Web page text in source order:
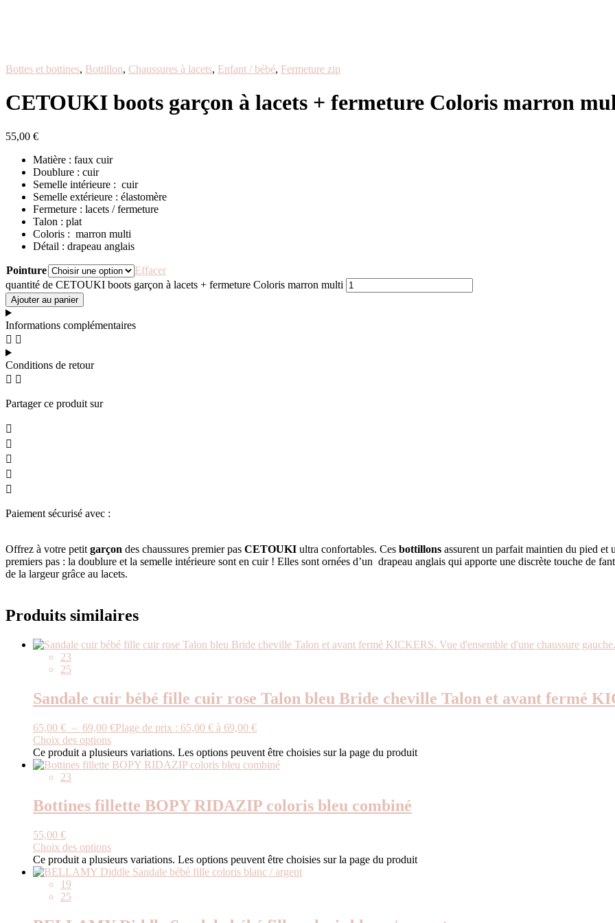
Bottes et bottines, Bottillon, Chaussures à lacets, Enfant / bébé, Fermeture zip
CETOUKI boots garçon à lacets + fermeture Coloris marron
55,00 €
Matière : faux cuir
Doublure : cuir
Semelle intérieure : cuir
Semelle extérieure : élastomère
Fermeture : lacets / fermeture
Talon : plat
Coloris : marron multi
Détail : drapeau anglais
Pointure
Effacer
quantité de CETOUKI boots garçon à lacets + fermeture Coloris marron multi
Ajouter au panier
Informations complémentaires
Conditions de retour
Partager ce produit sur
Paiement sécurisé avec :
Offrez à votre petit garçon des chaussures premier pas CETOUKI ultra confortables. Ces bottillons assurent un parfait maintien du pied et
premiers pas : la doublure et la semelle intérieure sont en cuir ! Elles sont ornées d’un drapeau anglais qui apporte une discrète touche de
de la largeur grâce au lacets.
Produits similaires
23
25
Sandale cuir bébé fille cuir rose Talon bleu Bride cheville Talon et avant fermé
65,00 € – 69,00 €Plage de prix : 65,00 € à 69,00 €
Choix des options
Ce produit a plusieurs variations. Les options peuvent être choisies sur la page du produit
23
Bottines fillette BOPY RIDAZIP coloris bleu combiné
55,00 €
Choix des options
Ce produit a plusieurs variations. Les options peuvent être choisies sur la page du produit
19
25